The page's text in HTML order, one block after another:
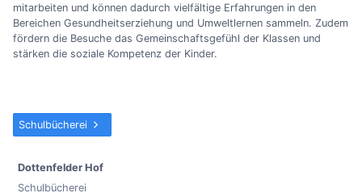
mitarbeiten und können dadurch vielfältige Erfahrungen in den
Bereichen Gesundheitserziehung und Umweltlernen sammeln. Zudem
fördern die Besuche das Gemeinschaftsgefühl der Klassen und
stärken die soziale Kompetenz der Kinder.
Schulbücherei
Dottenfelder Hof
Schulbücherei